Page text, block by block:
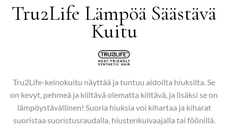
Tru2Life Lämpöä Säästävä
Kuitu
Tru2Life-keinokuitu näyttää ja tuntuu aidoilta hiuksilta. Se
on kevyt, pehmeä ja kiiltävä olematta kiiltävä, ja lisäksi se on
lämpöystävällinen! Suoria hiuksia voi kihartaa ja kiharat
suoristaa suoristusraudalla, hiustenkuivaajalla tai föönillä.